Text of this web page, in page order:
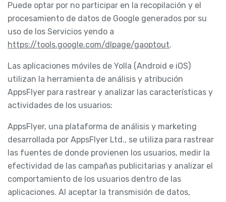
Puede optar por no participar en la recopilación y el
procesamiento de datos de Google generados por su
uso de los Servicios yendo a
https://tools.google.com/dlpage/gaoptout.
Las aplicaciones móviles de Yolla (Android e iOS)
utilizan la herramienta de análisis y atribución
AppsFlyer para rastrear y analizar las características y
actividades de los usuarios:
AppsFlyer, una plataforma de análisis y marketing
desarrollada por AppsFlyer Ltd., se utiliza para rastrear
las fuentes de donde provienen los usuarios, medir la
efectividad de las campañas publicitarias y analizar el
comportamiento de los usuarios dentro de las
aplicaciones. Al aceptar la transmisión de datos,